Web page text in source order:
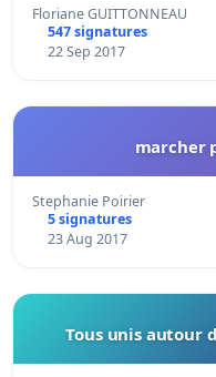
Floriane GUITTONNEAU
547 signatures
22 Sep 2017
marcher
Stephanie Poirier
5 signatures
23 Aug 2017
Tous unis autour